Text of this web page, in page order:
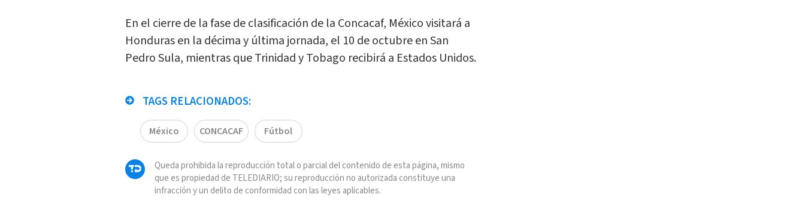
En el cierre de la fase de clasificación de la Concacaf, México visitará a
Honduras en la décima y última jornada, el 10 de octubre en San
Pedro Sula, mientras que Trinidad y Tobago recibirá a Estados Unidos.
TAGS RELACIONADOS:
México CONCACAF Fútbol
Queda prohibida la reproducción total o parcial del contenido de esta página, mismo
que es propiedad de TELEDIARIO; su reproducción no autorizada constituye una
infracción y un delito de conformidad con las leyes aplicables.